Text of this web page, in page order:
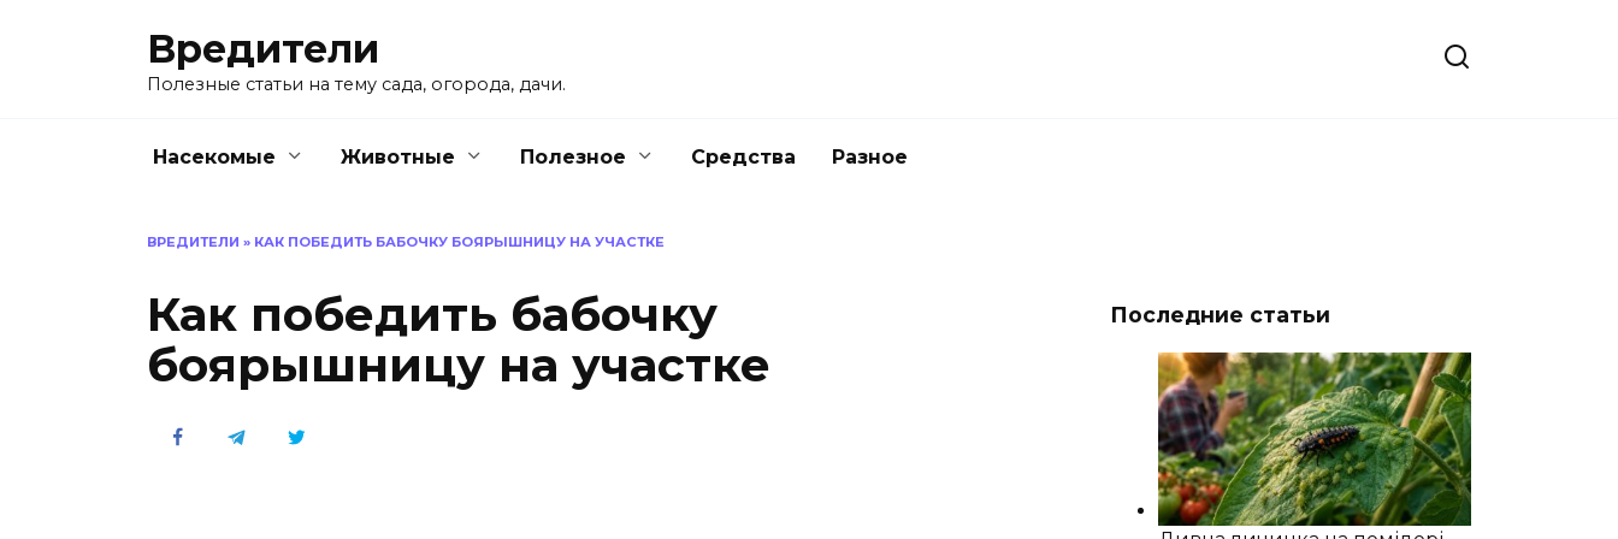
Вредители
Полезные статьи на тему сада, огорода, дачи.
Насекомые Животные Полезное Средства Разное
ВРЕДИТЕЛИ » КАК ПОБЕДИТЬ БАБОЧКУ БОЯРЫШНИЦУ НА УЧАСТКЕ
Как победить бабочку
боярышницу на участке
Последние статьи